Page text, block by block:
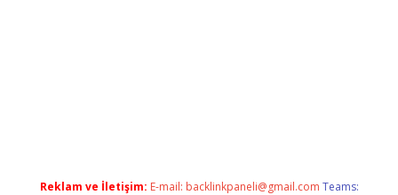
Reklam ve İletişim: E-mail: backlinkpaneli@gmail.com Teams: